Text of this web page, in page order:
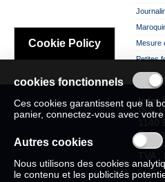
Mesure
Petites
Inter
Rue
1140
Cookie Policy
cookies fonctionnels
Ces cookies garantissent que la
panier, connectez-vous avec
Autres cookies
Nous utilisons des cookies
le contenu et les publicités